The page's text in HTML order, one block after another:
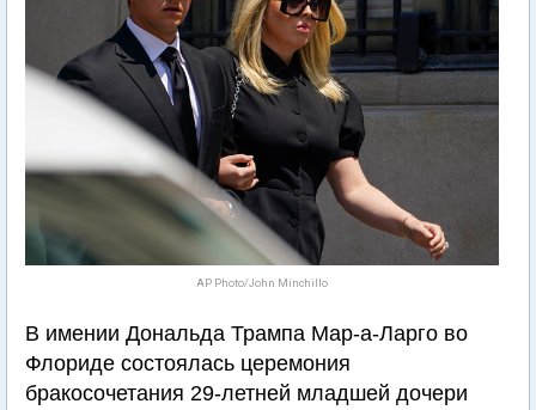
AP Photo/John Minchillo
В имении Дональда Трампа Мар-а-Ларго во
Флориде состоялась церемония
бракосочетания 29-летней младшей дочери